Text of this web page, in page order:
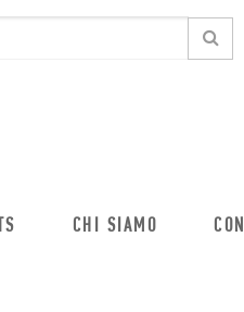
CHI SIAMO